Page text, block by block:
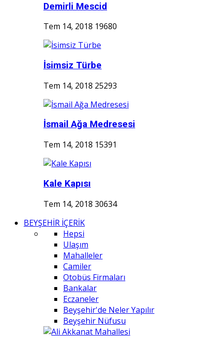
Demirli Mescid
Tem 14, 2018 19680
İsimsiz Türbe
Tem 14, 2018 25293
İsmail Ağa Medresesi
Tem 14, 2018 15391
Kale Kapısı
Tem 14, 2018 30634
BEYŞEHİR İÇERİK
Hepsi
Ulaşım
Mahalleler
Camiler
Otobüs Firmaları
Bankalar
Eczaneler
Beyşehir'de Neler Yapılır
Beyşehir Nüfusu